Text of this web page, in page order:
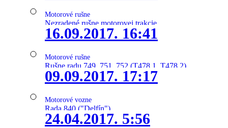
Motorové rušne
Nezradené rušne motorovej trakcie
16.09.2017. 16:41
Motorové rušne
Rušne radu 749, 751, 752 (T478.1, T478.2)
09.09.2017. 17:17
Motorové vozne
Rada 840 ("Delfín")
24.04.2017. 5:56